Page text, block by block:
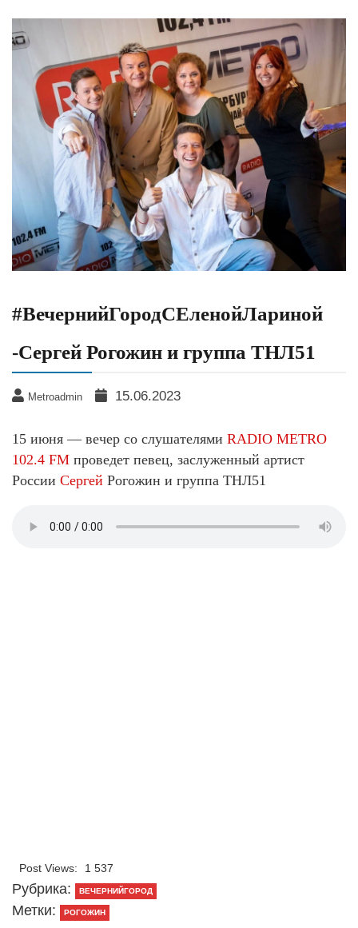
#ВечернийГородСЕленойЛариной
-Сергей Рогожин и группа ТНЛ51
Metroadmin 15.06.2023
15 июня — вечер со слушателями RADIO METRO
102.4 FM проведет певец, заслуженный артист
России Сергей Рогожин и группа ТНЛ51
Post Views: 1 537
Рубрика: ВЕЧЕРНИЙГОРОД
Метки: РОГОЖИН